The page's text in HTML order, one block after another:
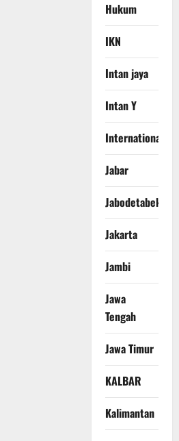
Hukum
IKN
Intan jaya
Intan Y
International
Jabar
Jabodetabek
Jakarta
Jambi
Jawa
Tengah
Jawa Timur
KALBAR
Kalimantan